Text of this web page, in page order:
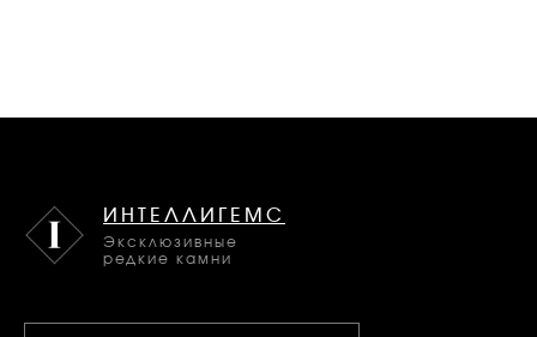
Эксклюзивные
редкие камни
ИНТЕЛЛИГЕМС